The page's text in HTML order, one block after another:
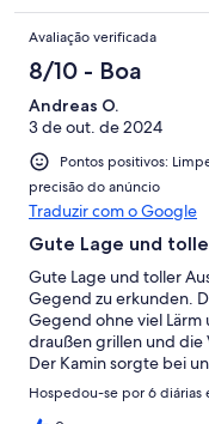
Avaliação verificada
8/10 - Boa
Andreas O.
3 de out. de 2024
Pontos positivos:
precisão do anúncio
Traduzir com o Google
Gute Lage und
Gute Lage und toller
Gegend zu erkunden.
Gegend ohne viel
draußen grillen und die
Der Kamin sorgte bei
Athmosphäre. Es gibt
Bücher. Die Küche war
Hospedou-se por 6 diárias